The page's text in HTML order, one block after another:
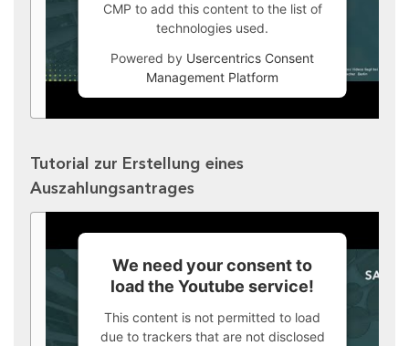
CMP to add this content to the list of
technologies used.
Powered by Usercentrics Consent
Management Platform
Tutorial zur Erstellung eines
Auszahlungsantrages
We need your consent to
load the Youtube service!
This content is not permitted to load
due to trackers that are not disclosed